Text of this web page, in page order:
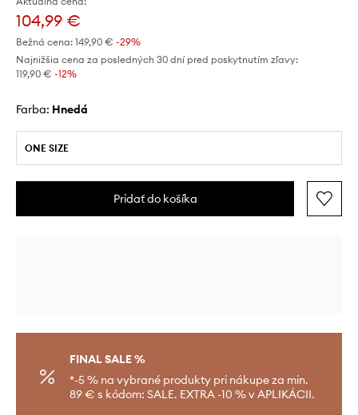
104,99 €
Bežná cena: 149,90 € -29%
Najnižšia cena za posledných 30 dní pred poskytnutím zľavy:
119,90 € -12%
Farba: hnedá
ONE SIZE
Pridať do košíka
FINAL SALE %
*-5 % na vybrané produkty pri nákupe za min.
89 € s kódom: SALE. EXTRA -10 % v APLIKÁCII.